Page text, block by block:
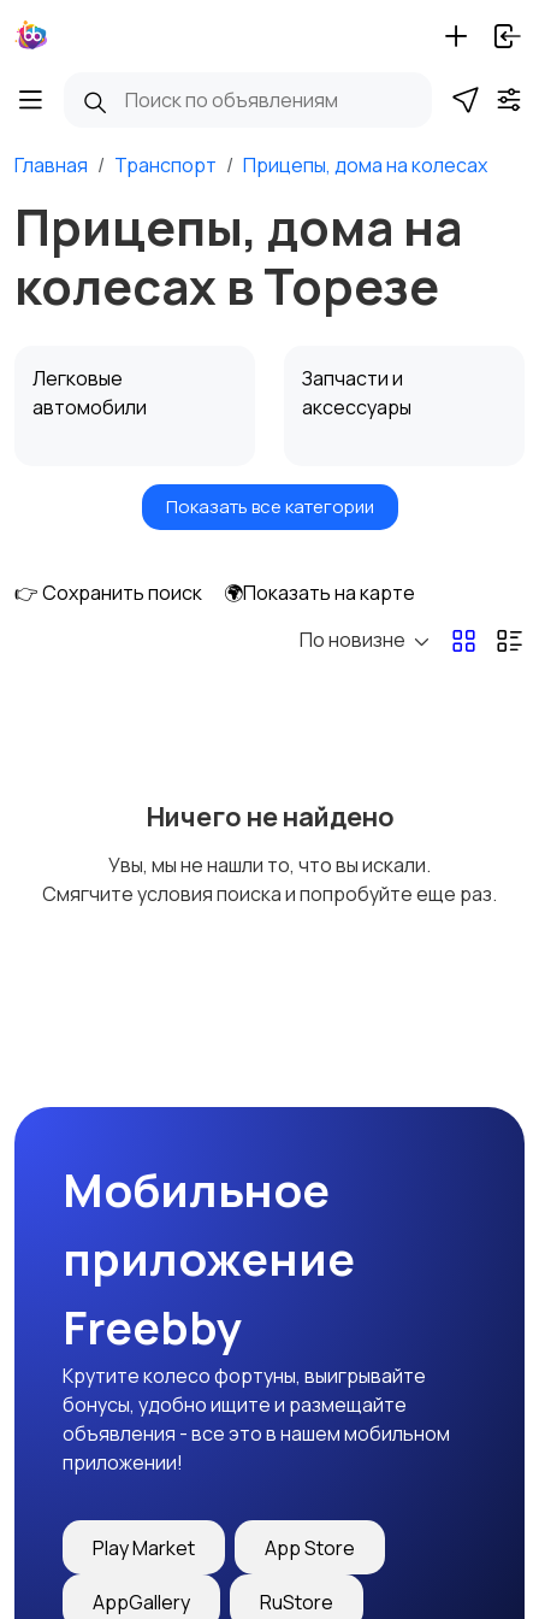
Главная Транспорт Прицепы, дома на колесах
Прицепы, дома на
колесах в Торезе
Легковые
автомобили
Запчасти и
аксессуары
Водный транспорт Автобусы и грузовики
Спецтехника
Показать все категории
👉 Сохранить поиск
🌍Показать на карте
По новизне
Ничего не найдено
Увы, мы не нашли то, что вы искали.
Смягчите условия поиска и попробуйте еще раз.
Мобильное
приложение
Freebby
Крутите колесо фортуны, выигрывайте
бонусы, удобно ищите и размещайте
объявления - все это в нашем мобильном
приложении!
Play Market App Store
AppGallery RuStore